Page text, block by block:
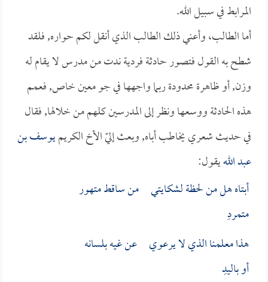
المرابط في سبيل الله.
أما الطالب، وأعني ذلك الطالب الذي أنقل لكم حواره, فلقد
شطح به القول فتصور حادثة فردية ندت من مدرس لا يقام له
وزن, أو ظاهرة محدودة ربما واجهها في جو معين خاص, فعمم
هذه الحادثة ووسعها ونظر إلى المدرسين كلهم من خلالها, فقال
في حديث شعري يخاطب أباه, وبعث إليّ الأخ الكريميوسف بن
عبد اللهيقول:
أبتاه هل من لحظة لشكايتي من ساقط متهور
متمردِ
هذا معلمنا الذي لا يرعوي عن غيه بلسانه
أو باليدِ